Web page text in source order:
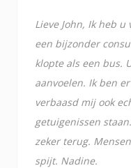
Lieve John, Ik heb
een bijzonder
klopte als een bus.
aanvoelen. Ik ben
verbaasd mij ook
getuigenissen
zeker terug.
spijt. Nadine.